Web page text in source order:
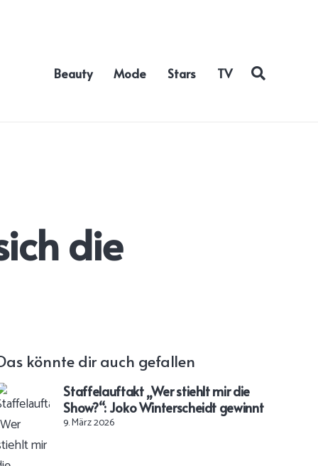
Beauty Mode Stars TV
die
könnte dir auch gefallen
Staffelauftakt „Wer stiehlt mir die
Show?“: Joko Winterscheidt gewinnt
9. März 2026